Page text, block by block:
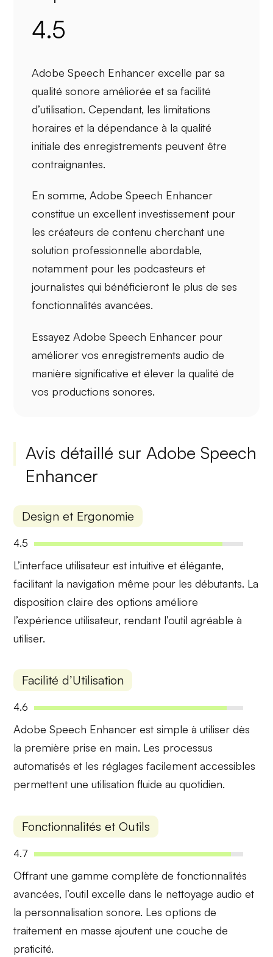
4.5
Adobe Speech Enhancer excelle par sa
qualité sonore améliorée et safacilité
d’utilisation. Cependant, les limitations
horaires et la dépendance à la qualité
initiale des enregistrements peuvent être
contraignantes.
En somme, Adobe Speech Enhancer
constitue un excellent investissement pour
lescréateurs de contenu cherchant une
solution professionnelle abordable,
notamment pour les podcasteurs et
journalistes qui bénéficieront le plus de ses
fonctionnalités avancées.
Essayez Adobe Speech Enhancer pour
améliorer vos enregistrements audio de
manière significative et élever la qualité de
vos productions sonores.
Avis détaillé sur Adobe Speech
Enhancer
Design et Ergonomie
4.5
L’interface utilisateur estintuitive etélégante,
facilitant la navigation même pour les débutants. La
disposition claire des options améliore
l’expérience utilisateur, rendant l’outil agréable à
utiliser.
Facilité d’Utilisation
4.6
Adobe Speech Enhancer estsimple à utiliser dès
la première prise en main. Les processus
automatisés et les réglages facilement accessibles
permettent une utilisation fluide au quotidien.
Fonctionnalités et Outils
4.7
Offrant une gamme complète defonctionnalités
avancées, l’outil excelle dans le nettoyage audio et
la personnalisation sonore. Les options de
traitement en masse ajoutent une couche de
praticité.